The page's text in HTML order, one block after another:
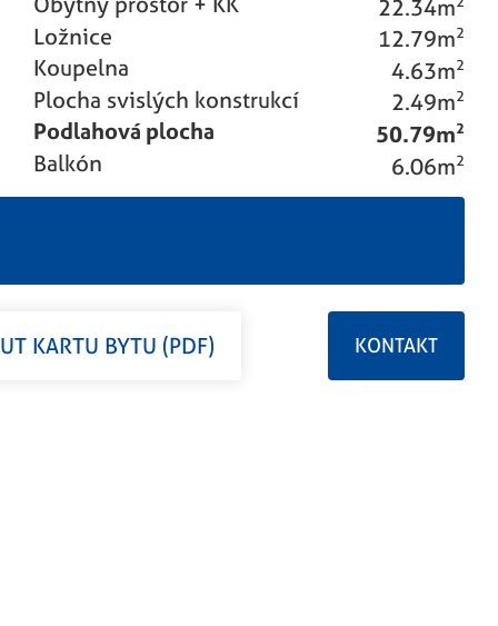
22.34m
Ložnice 12.79m2
Koupelna 4.63m2
Plocha svislých konstrukcí 2.49m2
Podlahová plocha 50.79m2
Balkón 6.06m2
KARTU BYTU (PDF) KONTAKT